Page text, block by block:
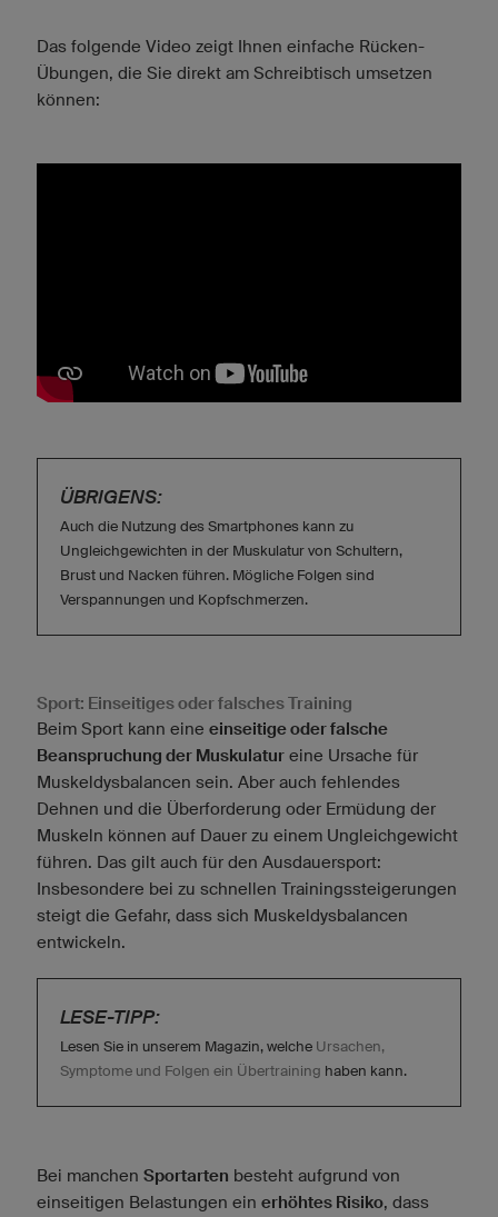
Das folgende Video zeigt Ihnen einfache Rücken-
Übungen, die Sie direkt am Schreibtisch umsetzen
können:
ÜBRIGENS:
Auch die Nutzung des Smartphones kann zu
Ungleichgewichten in der Muskulatur von Schultern,
Brust und Nacken führen. Mögliche Folgen sind
Verspannungen und Kopfschmerzen.
Sport: Einseitiges oder falsches Training
Beim Sport kann eine einseitige oder falsche
Beanspruchung der Muskulatur eine Ursache für
Muskeldysbalancen sein. Aber auch fehlendes
Dehnen und die Überforderung oder Ermüdung der
Muskeln können auf Dauer zu einem Ungleichgewicht
führen. Das gilt auch für den Ausdauersport:
Insbesondere bei zu schnellen Trainingssteigerungen
steigt die Gefahr, dass sich Muskeldysbalancen
entwickeln.
LESE-TIPP:
Lesen Sie in unserem Magazin, welche Ursachen,
Symptome und Folgen ein Übertraining haben kann.
Bei manchen Sportarten besteht aufgrund von
einseitigen Belastungen ein erhöhtes Risiko, dass